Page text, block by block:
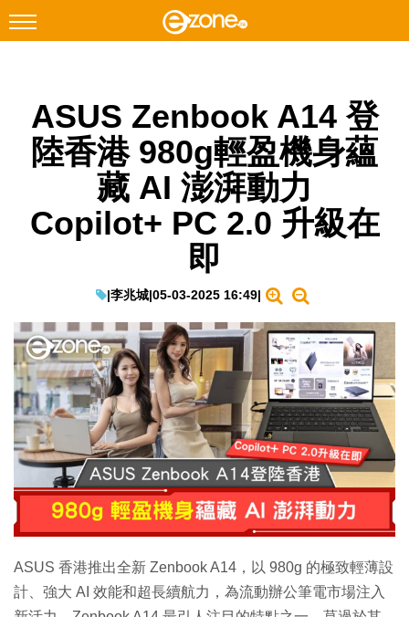
Facebook Instagram
科技焦點
遊戲動漫
IT Times
生成式AI與雲端應用
Enterprise Digital Transformation
特集
ASUS Zenbook A14 登
陸香港 980g輕盈機身蘊
藏 AI 澎湃動力
Copilot+ PC 2.0 升級在
即
|李兆城|05-03-2025 16:49|
ASUS 香港推出全新 Zenbook A14，以 980g 的極致輕薄設
計、強大 AI 效能和超長續航力，為流動辦公筆電市場注入